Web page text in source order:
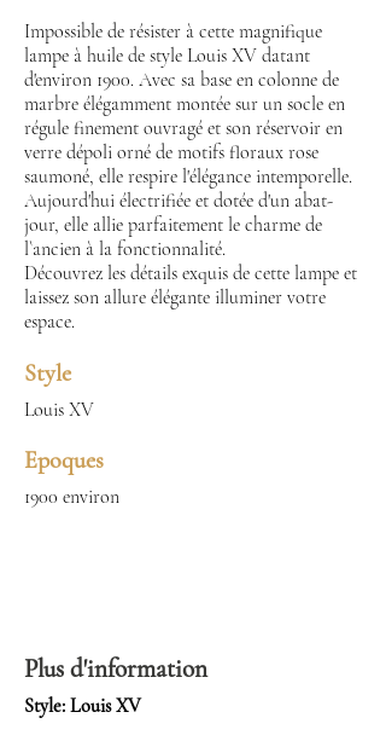
Impossible de résister à cette magnifique
lampe à huile de style Louis XV datant
d'environ 1900. Avec sa base en colonne de
marbre élégamment montée sur un socle en
régule finement ouvragé et son réservoir en
verre dépoli orné de motifs floraux rose
saumoné, elle respire l'élégance intemporelle.
Aujourd'hui électrifiée et dotée d'un abat-
jour, elle allie parfaitement le charme de
l`ancien à la fonctionnalité.
Découvrez les détails exquis de cette lampe et
laissez son allure élégante illuminer votre
espace.
Style
Louis XV
Epoques
1900 environ
Plus d'information
Style: Louis XV